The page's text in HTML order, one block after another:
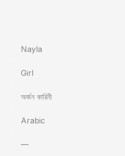
Nayla
Girl
অর্জন কারিনী
Arabic
—